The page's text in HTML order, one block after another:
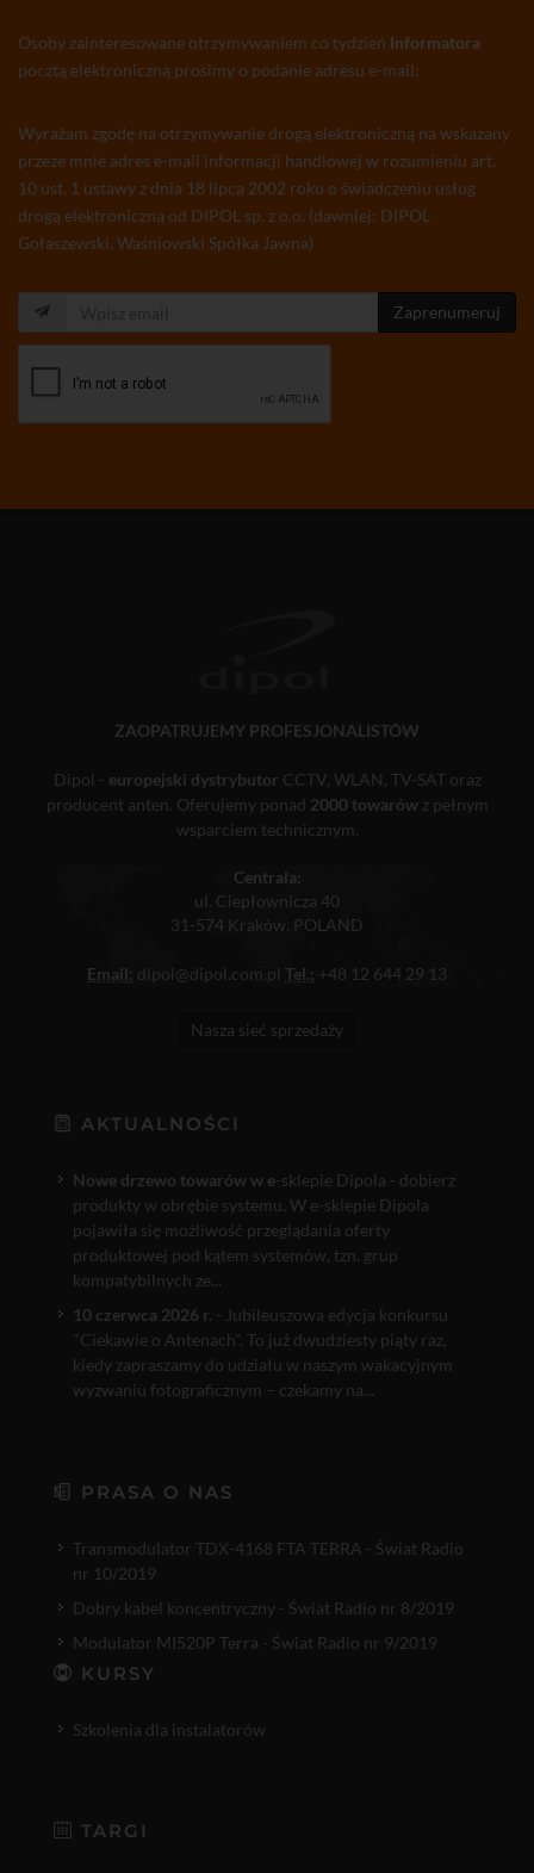
Osoby zainteresowane otrzymywaniem co tydzień Informatora
pocztą elektroniczną prosimy o podanie adresu e-mail:
Wyrażam zgodę na otrzymywanie drogą elektroniczną na wskazany
przeze mnie adres e-mail informacji handlowej w rozumieniu art.
10 ust. 1 ustawy z dnia 18 lipca 2002 roku o świadczeniu usług
drogą elektroniczną od DIPOL sp. z o.o. (dawniej: DIPOL
Gołaszewski, Waśniowski Spółka Jawna)
Zaprenumeruj
ZAOPATRUJEMY PROFESJONALISTÓW
Dipol - europejski dystrybutor CCTV, WLAN, TV-SAT oraz
producent anten. Oferujemy ponad 2000 towarówz pełnym
wsparciem technicznym.
Centrala:
ul. Ciepłownicza 40
31-574 Kraków, POLAND
Email: dipol@dipol.com.pl Tel.: +48 12 644 29 13
Nasza sieć sprzedaży
AKTUALNOŚCI
Nowe drzewo towarów w e-sklepie Dipola - dobierz
produkty w obrębie systemu. W e-sklepie Dipola
pojawiła się możliwość przeglądania oferty
produktowej pod kątem systemów, tzn. grup
kompatybilnych ze...
10 czerwca 2026 r. - Jubileuszowa edycja konkursu
"Ciekawie o Antenach". To już dwudziesty piąty raz,
kiedy zapraszamy do udziału w naszym wakacyjnym
wyzwaniu fotograficznym – czekamy na...
PRASA O NAS
Transmodulator TDX-4168 FTA TERRA - Świat Radio
nr 10/2019
Dobry kabel koncentryczny - Świat Radio nr 8/2019
Modulator MI520P Terra - Świat Radio nr 9/2019
KURSY
Szkolenia dla instalatorów
TARGI